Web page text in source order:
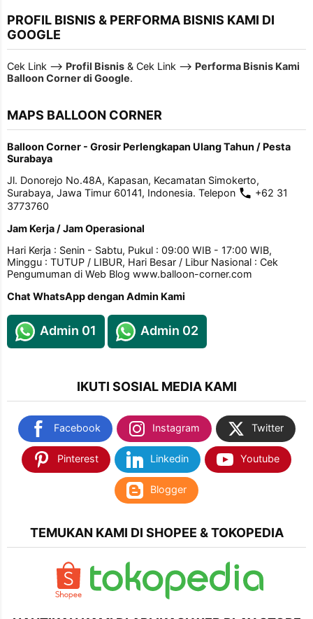
PROFIL BISNIS & PERFORMA BISNIS KAMI DI
GOOGLE
Cek Link --> Profil Bisnis & Cek Link --> Performa Bisnis Kami
Balloon Corner di Google.
MAPS BALLOON CORNER
Balloon Corner - Grosir Perlengkapan Ulang Tahun / Pesta
Surabaya
Jl. Donorejo No.48A, Kapasan, Kecamatan Simokerto,
Surabaya, Jawa Timur 60141, Indonesia. Telepon
+62 31
3773760
Jam Kerja / Jam Operasional
Hari Kerja : Senin - Sabtu, Pukul : 09:00 WIB - 17:00 WIB,
Minggu : TUTUP / LIBUR, Hari Besar / Libur Nasional : Cek
Pengumuman di Web Blog www.balloon-corner.com
Chat WhatsApp dengan Admin Kami
Admin 01 Admin 02
IKUTI SOSIAL MEDIA KAMI
Facebook Instagram Twitter
Pinterest Linkedin Youtube
Blogger
TEMUKAN KAMI DI SHOPEE & TOKOPEDIA